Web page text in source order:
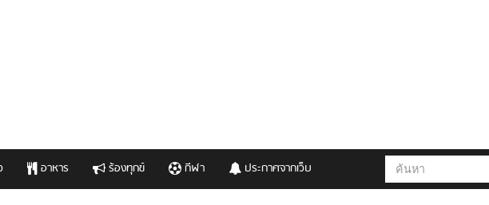
อาหาร ร้องทุกข์ กีฬา ประกาศจากเว็บ